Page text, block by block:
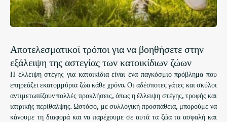
Αποτελεσματικοί τρόποι για να βοηθήσετε στην
εξάλειψη της αστεγίας των κατοικίδιων ζώων
Η έλλειψη στέγης για κατοικίδια είναι ένα παγκόσμιο πρόβλημα που
επηρεάζει εκατομμύρια ζώα κάθε χρόνο. Οι αδέσποτες γάτες και σκύλοι
αντιμετωπίζουν πολλές προκλήσεις, όπως η έλλειψη στέγης, τροφής και
ιατρικής περίθαλψης. Ωστόσο, με συλλογική προσπάθεια, μπορούμε να
κάνουμε τη διαφορά και να παρέχουμε σε αυτά τα ζώα τα ασφαλή και